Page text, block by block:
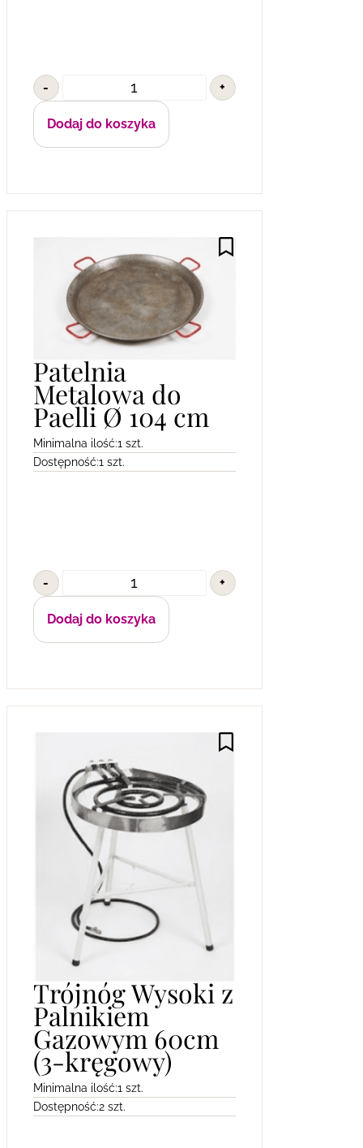
- +
Dodaj do koszyka
Patelnia
Metalowa do
Paelli Ø 104 cm
Minimalna ilość:1 szt.
Dostępność:1 szt.
- +
Dodaj do koszyka
Trójnóg Wysoki z
Palnikiem
Gazowym 60cm
(3-kręgowy)
Minimalna ilość:1 szt.
Dostępność:2 szt.